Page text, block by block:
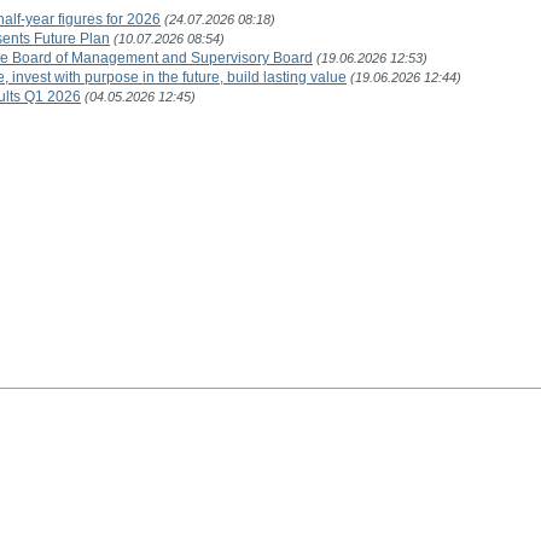
year figures for 2026 (24.07.2026 08:18)
Future Plan (10.07.2026 08:54)
Board of Management and Supervisory Board (19.06.2026 12:53)
invest with purpose in the future, build lasting value (19.06.2026 12:44)
Q1 2026 (04.05.2026 12:45)